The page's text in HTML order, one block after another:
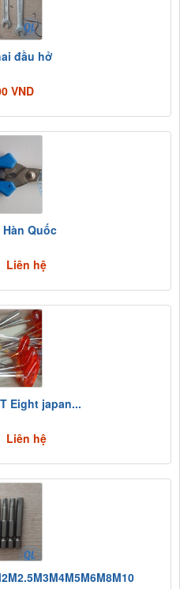
đầu hở
VND
Hàn Quốc
Liên hệ
Eight japan...
Liên hệ